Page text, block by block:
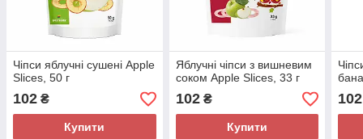
Чіпси яблучні сушені Apple
Slices, 50 г
102 ₴
Купити
Яблучні чіпси з вишневим
соком Apple Slices, 33 г
102₴
Купити
102